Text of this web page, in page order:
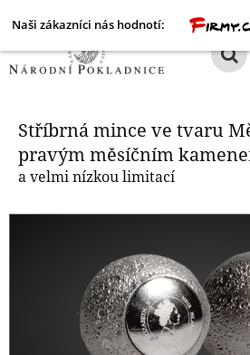
Naši zákazníci nás hodnotí:
Stříbrná mince ve tvaru
pravým měsíčním
a velmi nízkou limitací
Stříbrná mince ve